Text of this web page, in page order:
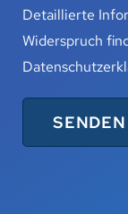
Detaillierte
Widerspruch